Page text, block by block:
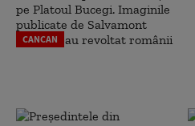
CANCAN